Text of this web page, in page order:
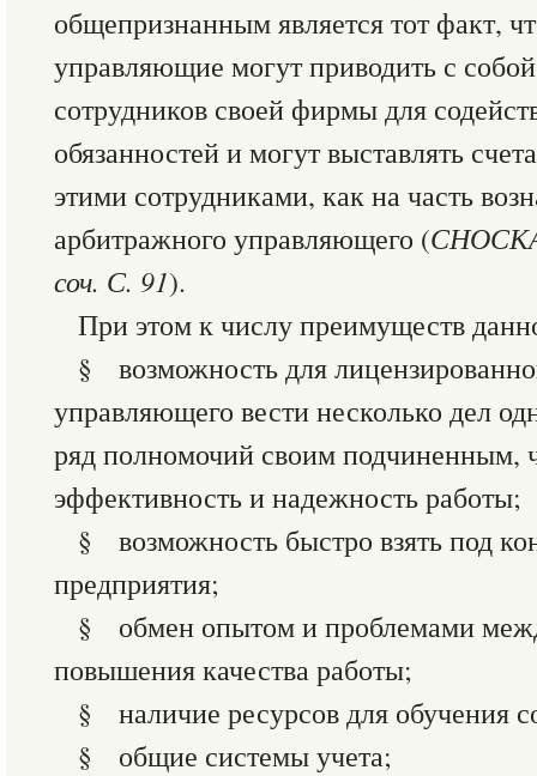
общепризнанным является тот факт,
управляющие могут приводить с
сотрудников своей фирмы для
обязанностей и могут выставлять
этими сотрудниками, как на часть
арбитражного управляющего (
соч. С. 91).
При этом к числу преимуществ
§ возможность для
управляющего вести несколько дел
ряд полномочий своим подчиненным,
эффективность и надежность работы;
§ возможность быстро взять под
предприятия;
§ обмен опытом и проблемами
повышения качества работы;
§ наличие ресурсов для обучения
§ общие системы учета;